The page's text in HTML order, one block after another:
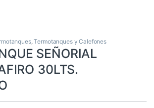
,Termotanques y Calefones
SEÑORIAL
30LTS.